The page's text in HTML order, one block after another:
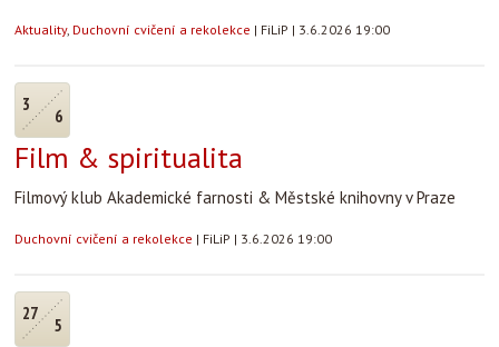
Aktuality, Duchovní cvičení a rekolekce | FiLiP | 3.6.2026 19:00
3
6
Film & spiritualita
Filmový klub Akademické farnosti & Městské knihovny v Praze
Duchovní cvičení a rekolekce | FiLiP | 3.6.2026 19:00
27
5